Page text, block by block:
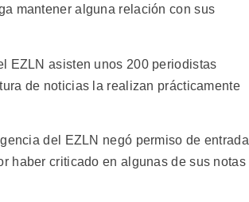
mantener alguna relación con sus
EZLN asisten unos 200 periodistas
de noticias la realizan prácticamente
del EZLN negó permiso de entrada
haber criticado en algunas de sus notas